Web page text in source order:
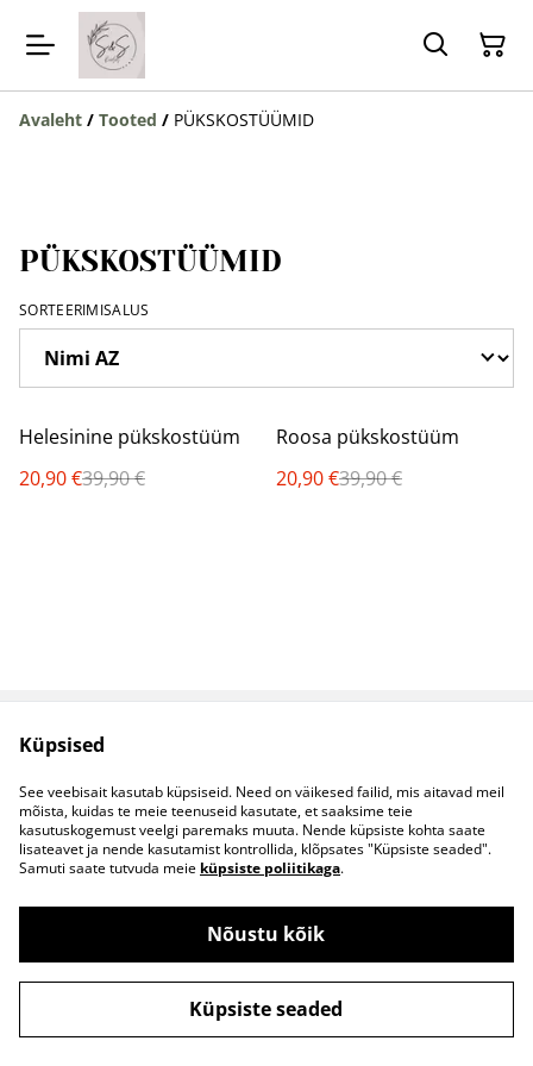
Avaleht / Tooted / PÜKSKOSTÜÜMID
PÜKSKOSTÜÜMID
SORTEERIMISALUS
%
Helesinine pükskostüüm
20,90 €39,90 €
%
Roosa pükskostüüm
20,90 €39,90 €
Müügitingimused
Küpsised
Kontaktid
B2B koostöö
©2026S&S Riided
powered by
Küpsised
See veebisait kasutab küpsiseid. Need on väikesed failid, mis aitavad meil
mõista, kuidas te meie teenuseid kasutate, et saaksime teie
kasutuskogemust veelgi paremaks muuta. Nende küpsiste kohta saate
lisateavet ja nende kasutamist kontrollida, klõpsates "Küpsiste seaded".
Samuti saate tutvuda meie küpsiste poliitikaga.
Nõustu kõik
Küpsiste seaded